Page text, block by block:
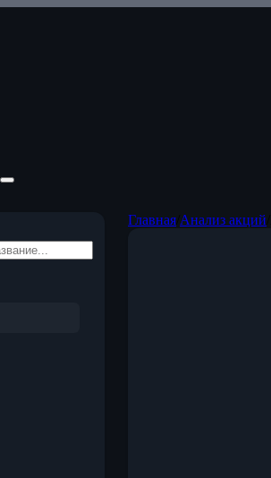
Главная/ Анализ акций